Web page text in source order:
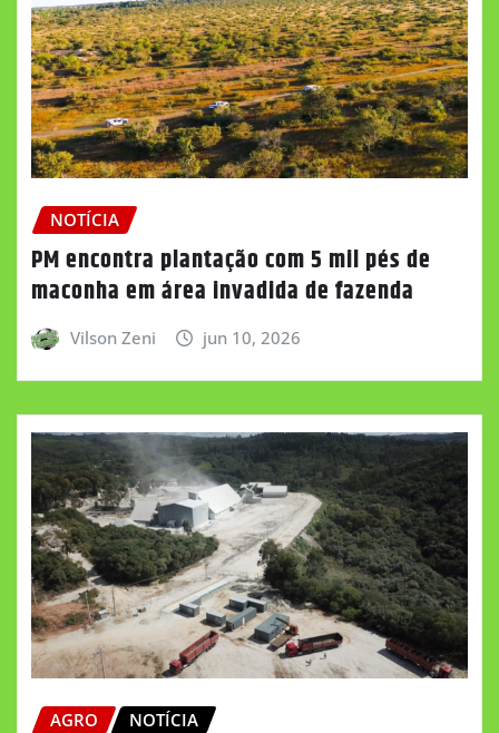
NOTÍCIA
PM encontra plantação com 5 mil pés de
maconha em área invadida de fazenda
Vilson Zeni jun 10, 2026
AGRO NOTÍCIA